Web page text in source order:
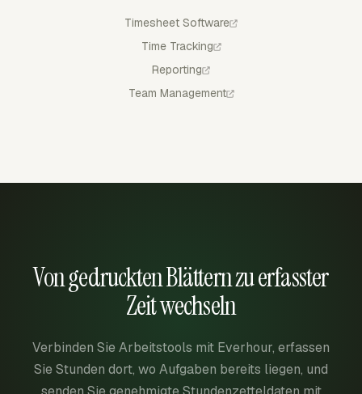
Timesheet Software
Time Tracking
Reporting
Team Management
Von gedruckten Blättern zu erfasster
Zeit wechseln
Verbinden Sie Arbeitstools mit Everhour, erfassen
Sie Stunden dort, wo Aufgaben bereits liegen, und